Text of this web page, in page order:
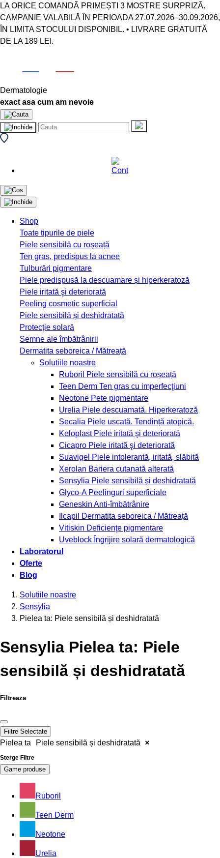
LA ORICE COMANDĂ PRIMEȘTI 3 MOSTRE SURPRIZĂ.
CAMPANIE VALABILĂ ÎN PERIOADA 27.07.2026–30.09.2026,
ÎN LIMITA STOCULUI DISPONIBIL. • LIVRARE GRATUITĂ
DE LA 189 LEI.
Dermatologie
exact asa cum am nevoie
Shop
Toate tipurile de piele
Piele sensibilă cu roșeață
Ten gras, predispus la acnee
Tulburări pigmentare
Piele predispusă la descuamare și hiperkeratoză
Piele iritată şi deteriorată
Peeling cosmetic superficial
Piele sensibilă și deshidratată
Protecție solară
Semne ale îmbătrânirii
Dermatita seboreica / Mătreață
Solutiile noastre
Ruboril
Piele sensibilă cu roșeață
Teen Derm Ten gras cu imperfecţiuni
Neotone Pete pigmentare
Urelia Piele descuamată. Hiperkeratoză
Secalia Piele uscată. Tendință atopică.
Keloplast Piele iritată şi deteriorată
Cicapro Piele iritată şi deteriorată
Suavigel Piele intolerantă, iritată, slăbită
Xerolan Bariera cutanată alterată
Sensylia Piele sensibilă și deshidratată
Glyco-A Peelinguri superficiale
Geneskin Anti-îmbătrânire
Ilcapil
Dermatita seboreica / Mătreață
Vitiskin Deficienţe pigmentare
Uveblock Îngrijire solară dermatologică
Laboratorul
Oferte
Blog
Solutiile noastre
Sensylia
Pielea ta: Piele sensibilă și deshidratată
Sensylia Pielea ta: Piele
sensibilă și deshidratată
Filtreaza
Filtre Selectate
Pielea ta Piele sensibilă și deshidratată ×
Sterge Filtre
Game produse
Ruboril
Teen Derm
Neotone
Urelia